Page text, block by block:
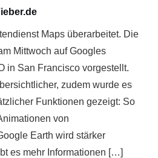
Maps überarbeitet. Die
Mittwoch auf Googles
in San Francisco vorgestellt.
zudem wurde es
Funktionen gezeigt: So
von
Earth wird stärker
es mehr Informationen […]